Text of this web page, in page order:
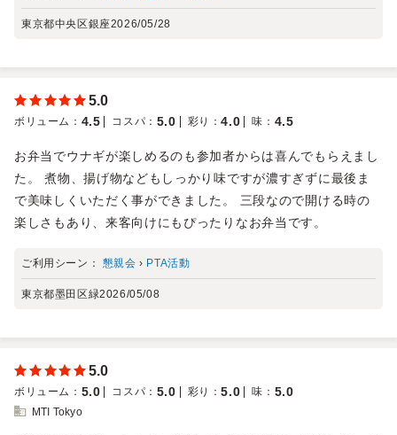
東京都中央区銀座2026/05/28
5.0
ボリューム ： 4.5 コスパ ： 5.0 彩り ：4.0 味 ： 4.5
お弁当でウナギが楽しめるのも参加者からは喜んでもらえまし
た。 煮物、揚げ物などもしっかり味ですが濃すぎずに最後ま
で美味しくいただく事ができました。 三段なので開ける時の
楽しさもあり、来客向けにもぴったりなお弁当です。
ご利用シーン： 懇親会 › PTA活動
東京都墨田区緑2026/05/08
5.0
ボリューム ： 5.0 コスパ ： 5.0 彩り ：5.0 味 ： 5.0
MTI Tokyo